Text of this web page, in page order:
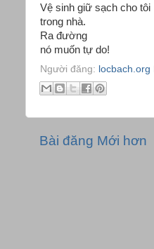
Vệ sinh giữ sạch cho tôi
trong nhà.
Ra đường
nó muốn tự do!
Người đăng: locbach.org
Bài đăng Mới hơn